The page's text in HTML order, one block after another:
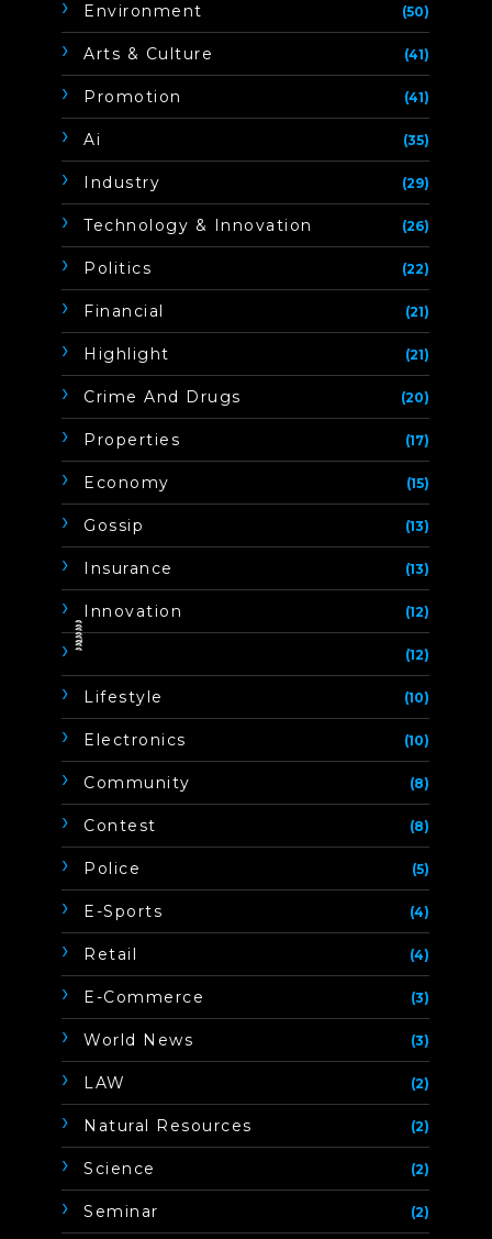
Environment (50)
Arts & Culture (41)
Promotion (41)
Ai (35)
Industry (29)
Technology & Innovation (26)
Politics (22)
Financial (21)
Highlight (21)
Crime And Drugs (20)
Properties (17)
Economy (15)
Gossip (13)
Insurance (13)
Innovation (12)
(12)
Lifestyle (10)
Electronics (10)
Community (8)
Contest (8)
Police (5)
E-Sports (4)
Retail (4)
E-Commerce (3)
World News (3)
LAW (2)
Natural Resources (2)
Science (2)
Seminar (2)